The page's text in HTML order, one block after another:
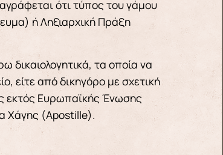
ότι τύπος του γάμου
ή Ληξιαρχική Πράξη
δικαιολογητικά, τα οποία να
είτε από δικηγόρο με σχετική
εκτός Ευρωπαϊκής Ένωσης
Χάγης (Apostille).